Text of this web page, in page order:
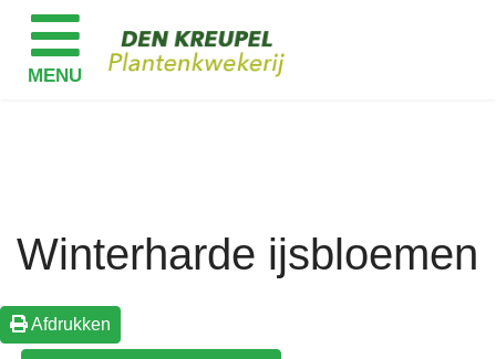
Winterharde ijsbloemen
Afdrukken